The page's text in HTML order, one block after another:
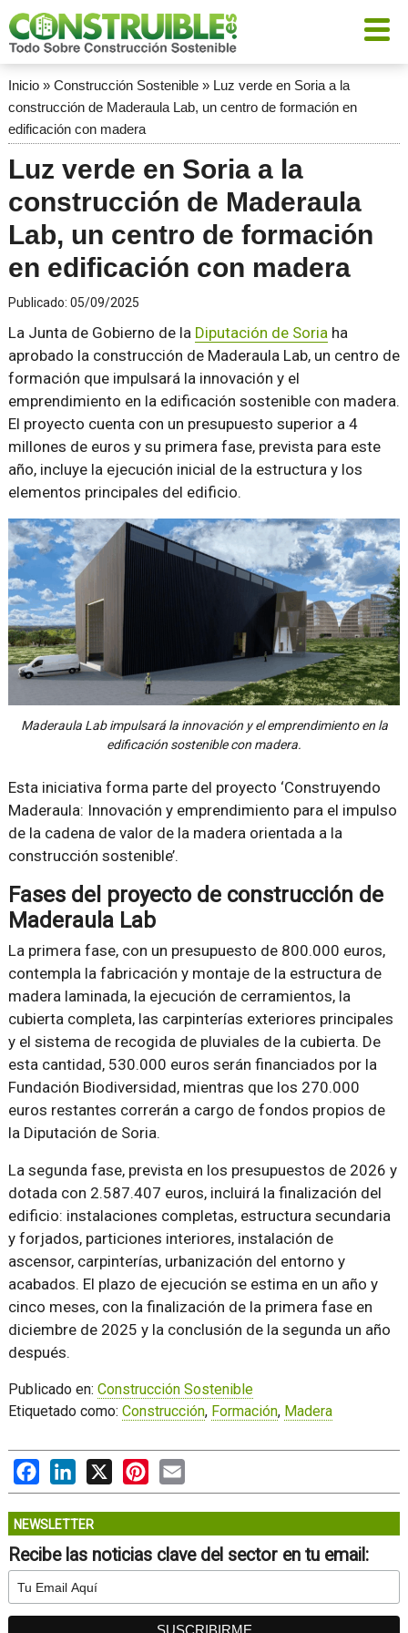
Inicio» Construcción Sostenible» Luz verde en Soria a la
construcción de Maderaula Lab, un centro de formación en
edificación con madera
Luz verde en Soria a la
construcción de Maderaula
Lab, un centro de formación
en edificación con madera
Publicado: 05/09/2025
La Junta de Gobierno de la Diputación de Soriaha
aprobado la construcción de Maderaula Lab, un centro de
formación que impulsará la innovación y el
emprendimiento en la edificación sostenible con madera.
El proyecto cuenta con un presupuesto superior a 4
millones de euros y su primera fase, prevista para este
año, incluye la ejecución inicial de la estructura y los
elementos principales del edificio.
Maderaula Lab impulsará la innovación y el emprendimiento en la
edificación sostenible con madera.
Esta iniciativa forma parte del proyecto ‘Construyendo
Maderaula: Innovación y emprendimiento para el impulso
de la cadena de valor de la madera orientada a la
construcción sostenible’.
Fases del proyecto de construcción de
Maderaula Lab
La primera fase, con un presupuesto de 800.000 euros,
contempla la fabricación y montaje de la estructura de
madera laminada, la ejecución de cerramientos, la
cubierta completa, las carpinterías exteriores principales
y el sistema de recogida de pluviales de la cubierta. De
esta cantidad, 530.000 euros serán financiados por la
Fundación Biodiversidad, mientras que los 270.000
euros restantes correrán a cargo de fondos propios de
la Diputación de Soria.
La segunda fase, prevista en los presupuestos de 2026 y
dotada con 2.587.407 euros, incluirá la finalización del
edificio: instalaciones completas, estructura secundaria
y forjados, particiones interiores, instalación de
ascensor, carpinterías, urbanización del entorno y
acabados. El plazo de ejecución se estima en un año y
cinco meses, con la finalización de la primera fase en
diciembre de 2025 y la conclusión de la segunda un año
después.
Publicado en: Construcción Sostenible
Etiquetado como: Construcción, Formación, Madera
FacebookLinkedIn
X PinterestEmail
NEWSLETTER
Recibe las noticias clave del sector en tu email: